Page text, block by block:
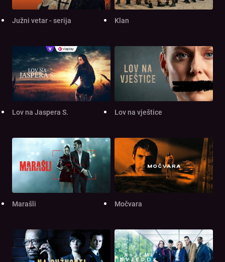
Južni vetar - serija Klan
Lov na Jaspera S. Lov na vještice
Marašli Močvara